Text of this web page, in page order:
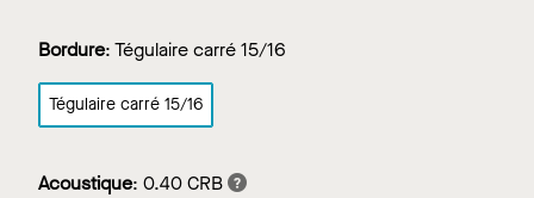
Bordure:Tégulaire carré 15/16
Tégulaire carré 15/16
Acoustique: 0.40 CRB